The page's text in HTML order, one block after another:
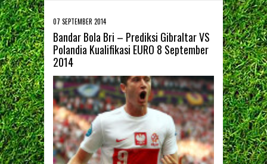
07 SEPTEMBER 2014
Bandar Bola Bri – Prediksi Gibraltar VS
Polandia Kualifikasi EURO 8 September
2014